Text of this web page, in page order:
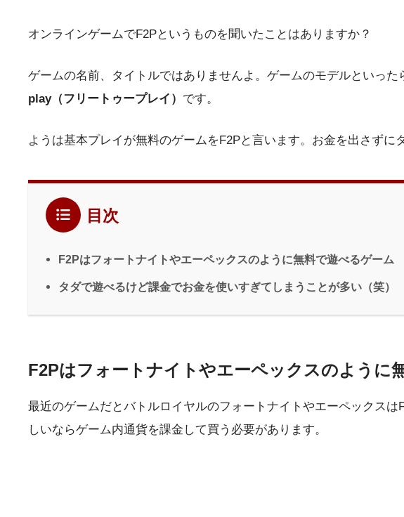
オンラインゲームでF2Pというものを聞いたことはありますか？
ゲームの名前、タイトルではありませんよ。ゲームのモデルといっ
play（フリートゥープレイ） です。
ようは基本プレイが無料のゲームをF2Pと言います。お金を出さずに
目次
F2Pはフォートナイトやエーペックスのように無料で遊べるゲーム
タダで遊べるけど課金でお金を使いすぎてしまうことが多い（笑）
F2Pはフォートナイトやエーペックスのように
最近のゲームだとバトルロイヤルのフォートナイトやエーペックス
しいならゲーム内通貨を課金して買う必要があります。